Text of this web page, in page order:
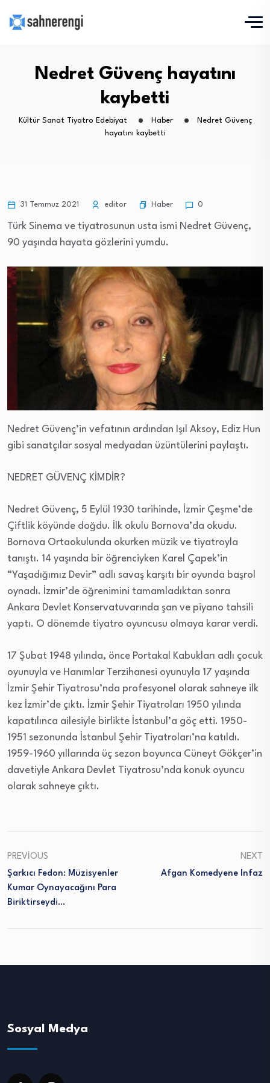
Nedret Güvenç hayatını
kaybetti
Kültür Sanat Tiyatro Edebiyat Haber
Nedret Güvenç
hayatını kaybetti
31 Temmuz 2021 editor Haber 0
Türk Sinema ve tiyatrosunun usta ismi Nedret Güvenç,
90 yaşında hayata gözlerini yumdu.
Nedret Güvenç’in vefatının ardından Işıl Aksoy, Ediz Hun
gibi sanatçılar sosyal medyadan üzüntülerini paylaştı.
NEDRET GÜVENÇ KİMDİR?
Nedret Güvenç, 5 Eylül 1930 tarihinde, İzmir Çeşme’de
Çiftlik köyünde doğdu. İlk okulu Bornova’da okudu.
Bornova Ortaokulunda okurken müzik ve tiyatroyla
tanıştı. 14 yaşında bir öğrenciyken Karel Çapek’in
“Yaşadığımız Devir” adlı savaş karşıtı bir oyunda başrol
oynadı. İzmir’de öğrenimini tamamladıktan sonra
Ankara Devlet Konservatuvarında şan ve piyano tahsili
yaptı. O dönemde tiyatro oyuncusu olmaya karar verdi.
17 Şubat 1948 yılında, önce Portakal Kabukları adlı çocuk
oyunuyla ve Hanımlar Terzihanesi oyunuyla 17 yaşında
İzmir Şehir Tiyatrosu’nda profesyonel olarak sahneye ilk
kez İzmir’de çıktı. İzmir Şehir Tiyatroları 1950 yılında
kapatılınca ailesiyle birlikte İstanbul’a göç etti. 1950-
1951 sezonunda İstanbul Şehir Tiyatroları’na katıldı.
1959-1960 yıllarında üç sezon boyunca Cüneyt Gökçer’in
davetiyle Ankara Devlet Tiyatrosu’nda konuk oyuncu
olarak sahneye çıktı.
PREVIOUS
Şarkıcı Fedon: Müzisyenler
Kumar Oynayacağını Para
Biriktirseydi…
NEXT
Afgan Komedyene Infaz
Sosyal Medya